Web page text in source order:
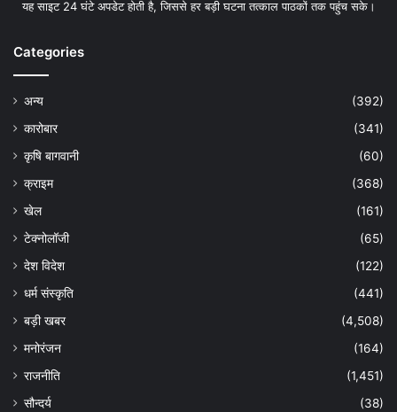
यह साइट 24 घंटे अपडेट होती है, जिससे हर बड़ी घटना तत्काल पाठकों तक पहुंच सके।
Categories
अन्य
(392)
कारोबार
(341)
कृषि बागवानी
(60)
क्राइम
(368)
खेल
(161)
टेक्नोलॉजी
(65)
देश विदेश
(122)
धर्म संस्कृति
(441)
बड़ी खबर
(4,508)
मनोरंजन
(164)
राजनीति
(1,451)
सौन्दर्य
(38)